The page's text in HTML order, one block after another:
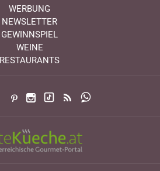
WERBUNG
NEWSLETTER
GEWINNSPIEL
WEINE
RESTAURANTS